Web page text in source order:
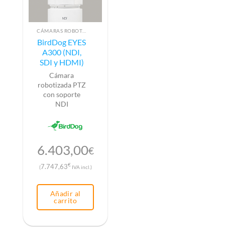
BirdDog EYES
A300 (NDI,
SDI y HDMI)
Cámara
robotizada PTZ
con soporte
NDI
6.403,00€
(7.747,63€IVA incl.)
Añadir al
carrito